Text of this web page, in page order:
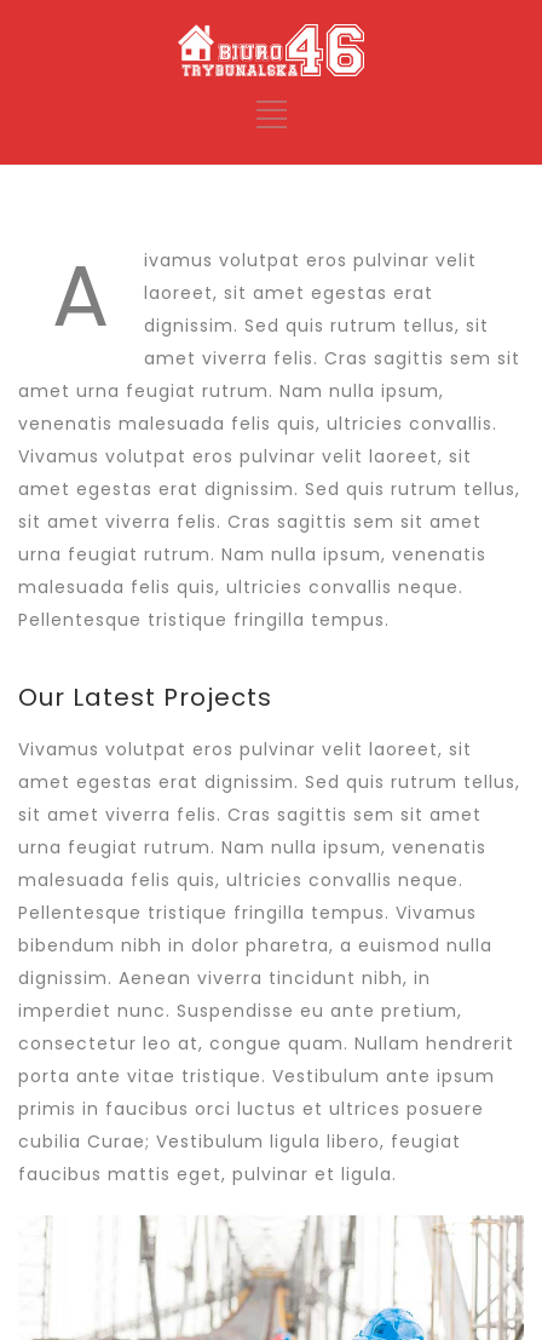
A
ivamus volutpat eros pulvinar velit
laoreet, sit amet egestas erat
dignissim. Sed quis rutrum tellus, sit
amet viverra felis. Cras sagittis sem sit
amet urna feugiat rutrum. Nam nulla ipsum,
venenatis malesuada felis quis, ultricies convallis.
Vivamus volutpat eros pulvinar velit laoreet, sit
amet egestas erat dignissim. Sed quis rutrum tellus,
sit amet viverra felis. Cras sagittis sem sit amet
urna feugiat rutrum. Nam nulla ipsum, venenatis
malesuada felis quis, ultricies convallis neque.
Pellentesque tristique fringilla tempus.
Our Latest Projects
Vivamus volutpat eros pulvinar velit laoreet, sit
amet egestas erat dignissim. Sed quis rutrum tellus,
sit amet viverra felis. Cras sagittis sem sit amet
urna feugiat rutrum. Nam nulla ipsum, venenatis
malesuada felis quis, ultricies convallis neque.
Pellentesque tristique fringilla tempus. Vivamus
bibendum nibh in dolor pharetra, a euismod nulla
dignissim. Aenean viverra tincidunt nibh, in
imperdiet nunc. Suspendisse eu ante pretium,
consectetur leo at, congue quam. Nullam hendrerit
porta ante vitae tristique. Vestibulum ante ipsum
primis in faucibus orci luctus et ultrices posuere
cubilia Curae; Vestibulum ligula libero, feugiat
faucibus mattis eget, pulvinar et ligula.